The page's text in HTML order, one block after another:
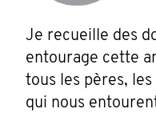
Je recueille des
entourage cette
tous les pères,
qui nous